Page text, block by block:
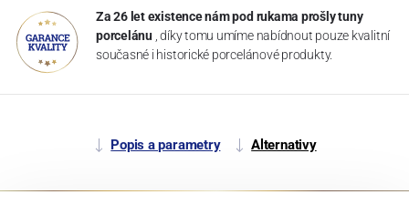
Za 26 let existence nám pod rukama prošly tuny
porcelánu , díky tomu umíme nabídnout pouze kvalitní
současné i historické porcelánové produkty.
Popis a parametry Alternativy